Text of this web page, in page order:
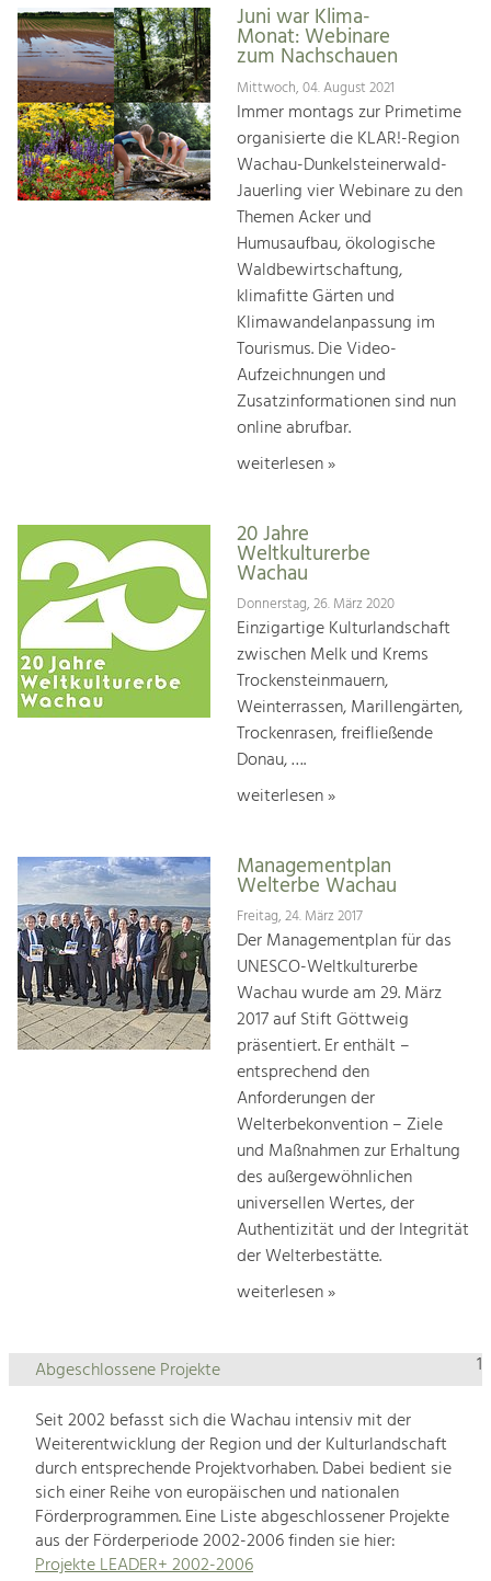
Juni war Klima-
Monat: Webinare
zum Nachschauen
Mittwoch, 04. August 2021
Immer montags zur Primetime
organisierte die KLAR!-Region
Wachau-Dunkelsteinerwald-
Jauerling vier Webinare zu den
Themen Acker und
Humusaufbau, ökologische
Waldbewirtschaftung,
klimafitte Gärten und
Klimawandelanpassung im
Tourismus. Die Video-
Aufzeichnungen und
Zusatzinformationen sind nun
online abrufbar.
weiterlesen »
20 Jahre
Weltkulturerbe
Wachau
Donnerstag, 26. März 2020
Einzigartige Kulturlandschaft
zwischen Melk und Krems
Trockensteinmauern,
Weinterrassen, Marillengärten,
Trockenrasen, freifließende
Donau, ….
weiterlesen »
Managementplan
Welterbe Wachau
Freitag, 24. März 2017
Der Managementplan für das
UNESCO-Weltkulturerbe
Wachau wurde am 29. März
2017 auf Stift Göttweig
präsentiert. Er enthält –
entsprechend den
Anforderungen der
Welterbekonvention – Ziele
und Maßnahmen zur Erhaltung
des außergewöhnlichen
universellen Wertes, der
Authentizität und der Integrität
der Welterbestätte.
weiterlesen »
1
Abgeschlossene Projekte
Seit 2002 befasst sich die Wachau intensiv mit der
Weiterentwicklung der Region und der Kulturlandschaft
durch entsprechende Projektvorhaben. Dabei bedient sie
sich einer Reihe von europäischen und nationalen
Förderprogrammen. Eine Liste abgeschlossener Projekte
aus der Förderperiode 2002-2006 finden sie hier:
Projekte LEADER+ 2002-2006